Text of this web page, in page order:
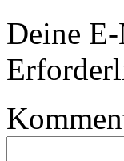
Deine